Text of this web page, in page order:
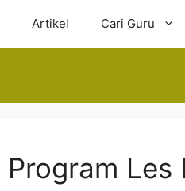
Artikel Cari Guru
Program Les